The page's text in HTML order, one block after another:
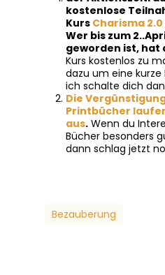
kostenlose
Kurs Charisma 2.0
Wer bis zum
geworden ist, hat
Kurs kostenlos zu
dazu um eine
ich schalte dich
Die
Printbücher
aus. Wenn du
Bücher besonders
dann schlag jetzt
Bezauberung